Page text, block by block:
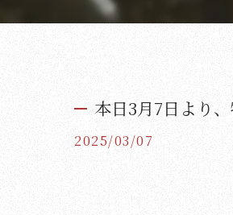
本日3月7日より
2025/03/07